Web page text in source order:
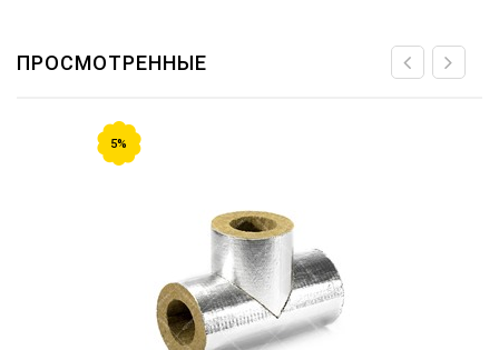
ПРОСМОТРЕННЫЕ
5%